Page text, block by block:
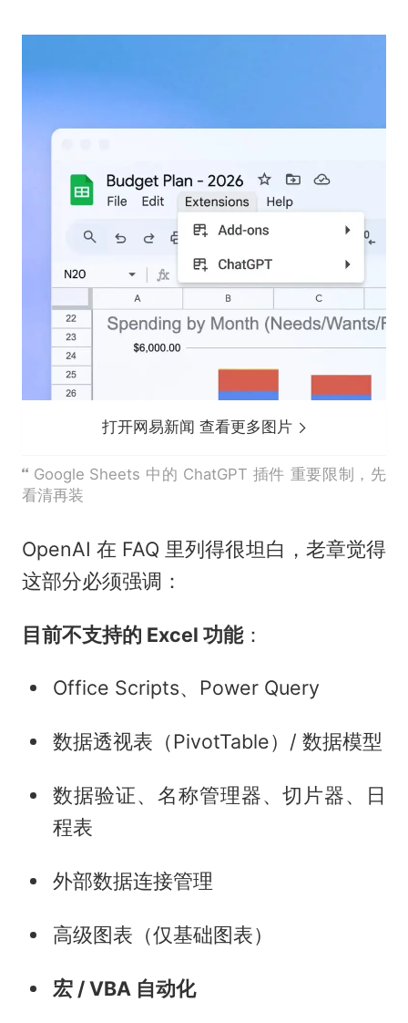
打开网易新闻 查看更多图片
Google Sheets 中的 ChatGPT 插件 重要限制，先
看清再装
OpenAI 在 FAQ 里列得很坦白，老章觉得
这部分必须强调：
目前不支持的 Excel 功能：
Office Scripts、Power Query
数据透视表（PivotTable）/ 数据模型
数据验证、名称管理器、切片器、日
程表
外部数据连接管理
高级图表（仅基础图表）
宏 / VBA 自动化